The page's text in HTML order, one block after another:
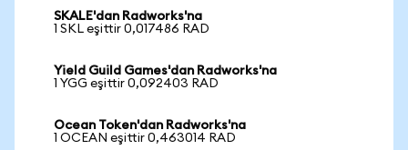
SKALE'dan Radworks'na
1 SKL eşittir 0,017486 RAD
Yield Guild Games'dan Radworks'na
1 YGG eşittir 0,092403 RAD
Ocean Token'dan Radworks'na
1 OCEAN eşittir 0,463014 RAD